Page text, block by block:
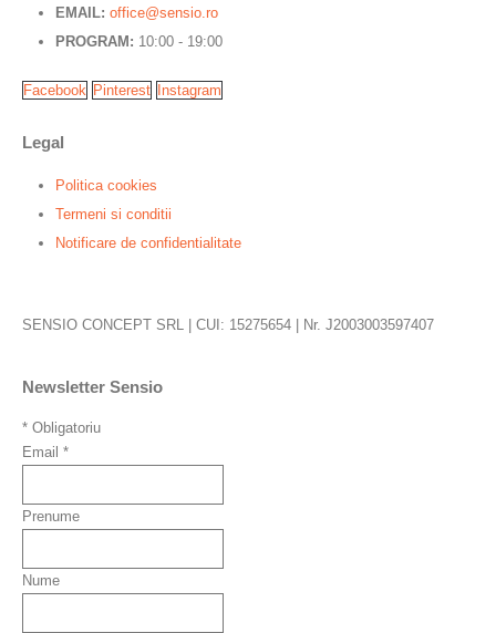
EMAIL: office@sensio.ro
PROGRAM: 10:00 - 19:00
Facebook Pinterest Instagram
Legal
Politica cookies
Termeni si conditii
Notificare de confidentialitate
SENSIO CONCEPT SRL | CUI: 15275654 | Nr. J2003003597407
Newsletter Sensio
* Obligatoriu
Email *
Prenume
Nume